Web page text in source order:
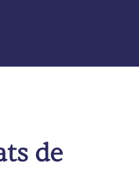
de